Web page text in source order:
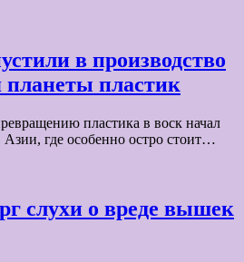
в производство
планеты пластик
пластика в воск начал
Азии, где особенно остро стоит…
слухи о вреде вышек